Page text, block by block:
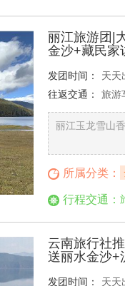
丽江旅游团|
金沙+藏民家
发团时间：
天天
往返交通：
旅游
丽江玉龙雪山
所属分类：
行程交通：
云南旅行社
送丽水金沙+
发团时间： 天天